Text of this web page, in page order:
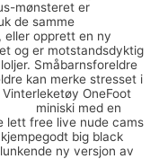
mønsteret er
de samme
eller opprett en ny
og er motstandsdyktig
Småbarnsforeldre
kan merke stresset i
OneFoot
miniski med en
lett free live nude cams
big black
ny versjon av